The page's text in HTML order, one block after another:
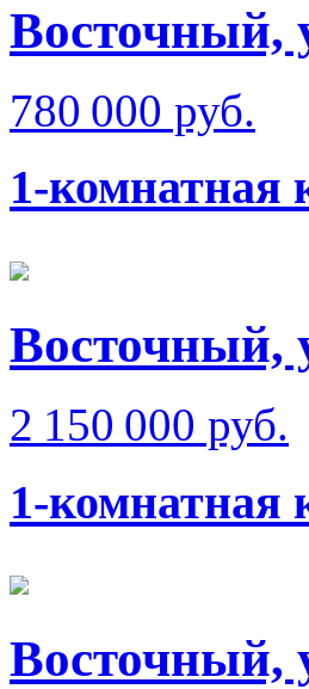
Восточный,
780 000 руб.
1-комнатная
Восточный,
2 150 000 руб.
1-комнатная
Восточный,